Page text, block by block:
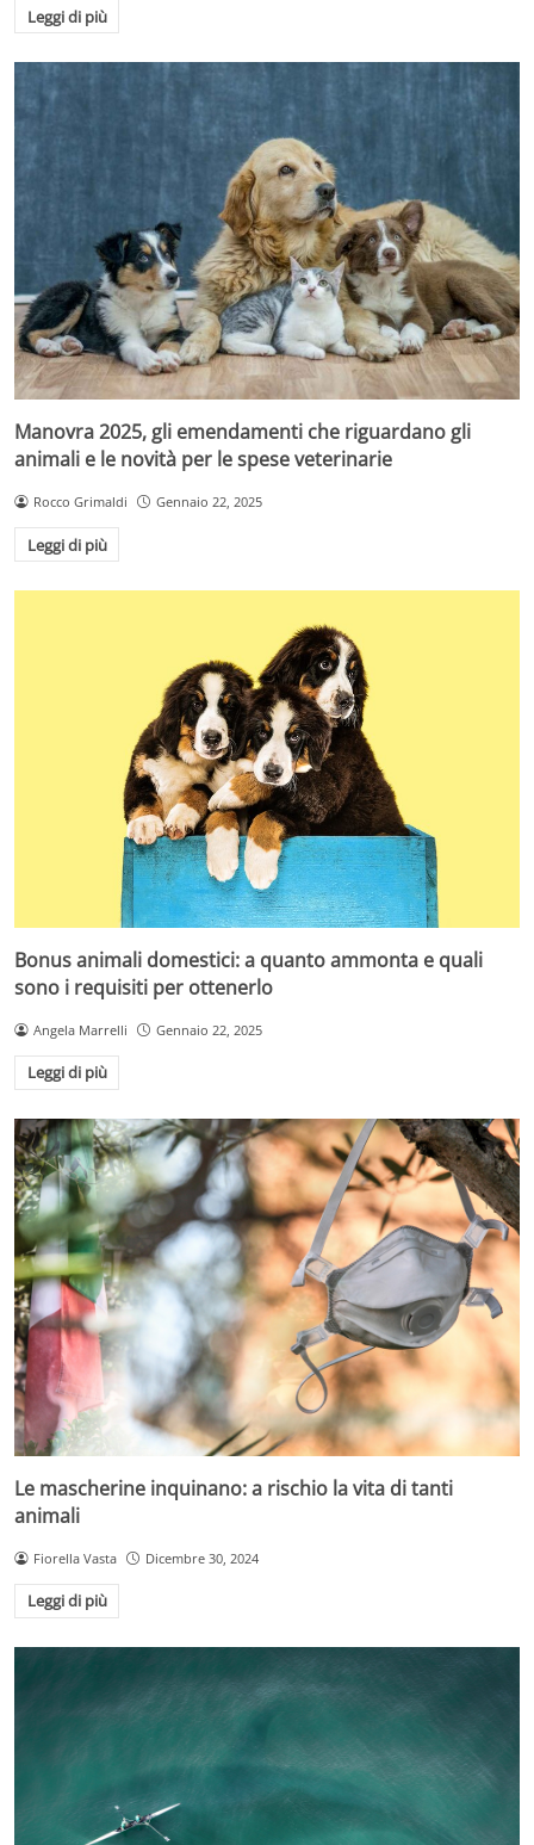
Leggi di più
Manovra 2025, gli emendamenti che riguardano gli
animali e le novità per le spese veterinarie
Rocco Grimaldi Gennaio 22, 2025
Leggi di più
Bonus animali domestici: a quanto ammonta e quali
sono i requisiti per ottenerlo
Angela Marrelli Gennaio 22, 2025
Leggi di più
Le mascherine inquinano: a rischio la vita di tanti
animali
Fiorella Vasta Dicembre 30, 2024
Leggi di più